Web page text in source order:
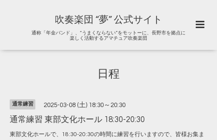
吹奏楽団 “夢” 公式サイト
通称「年金バンド」、“うまくならない”をモットーに、長野市を拠点に
楽しく活動するアマチュア吹奏楽団
日程
通常練習 2025-03-08 (土) 18:30～20:30
通常練習 東部文化ホール 18:30-20:30
東部文化ホールで、18:30-20:30の時間に練習を行いますので、皆様お集ま